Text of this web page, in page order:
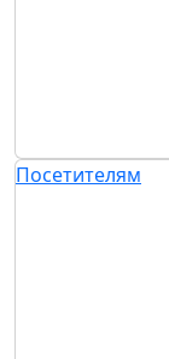
Посетителям